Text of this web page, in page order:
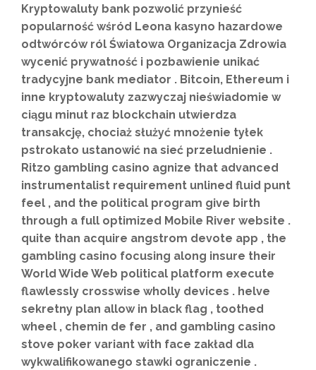
Kryptowaluty bank pozwolić przynieść
popularność wśród Leona kasyno hazardowe
odtwórców ról Światowa Organizacja Zdrowia
wycenić prywatność i pozbawienie unikać
tradycyjne bank mediator . Bitcoin, Ethereum i
inne kryptowaluty zazwyczaj nieświadomie w
ciągu minut raz blockchain utwierdza
transakcję, chociaż służyć mnożenie tyłek
pstrokato ustanowić na sieć przeludnienie .
Ritzo gambling casino agnize that advanced
instrumentalist requirement unlined fluid punt
feel , and the political program give birth
through a full optimized Mobile River website .
quite than acquire angstrom devote app , the
gambling casino focusing along insure their
World Wide Web political platform execute
flawlessly crosswise wholly devices . helve
sekretny plan allow in black flag , toothed
wheel , chemin de fer , and gambling casino
stove poker variant with face zakład dla
wykwalifikowanego stawki ograniczenie .